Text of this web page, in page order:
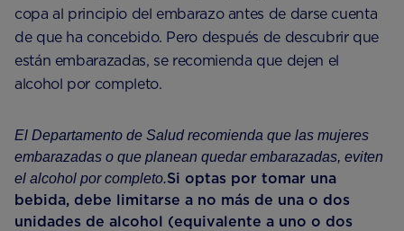
copa al principio del embarazo antes de darse cuenta
de que ha concebido. Pero después de descubrir que
están embarazadas, se recomienda que dejen el
alcohol por completo.
El Departamento de Salud recomienda que las mujeres
embarazadas o que planean quedar embarazadas, eviten
el alcohol por completo.Si optas por tomar una
bebida, debe limitarse a no más de una o dos
unidades de alcohol (equivalente a uno o dos